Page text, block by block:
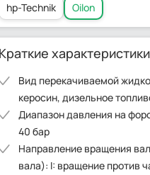
hp-Technik Oilon
Краткие характеристики
Вид перекачиваемой
керосин, дизельное
Диапазон давления на
40 бар
Направление вращения
вала): I: вращение против